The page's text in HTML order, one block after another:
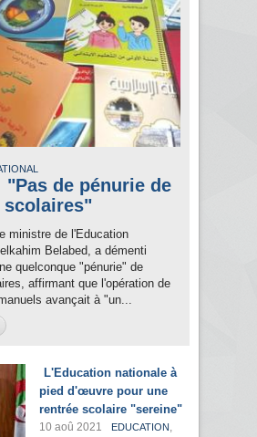
"Pas de pénurie de
scolaires"
ministre de l'Education
Belabed, a démenti
quelconque "pénurie" de
affirmant que l'opération de
avançait à "un...
L'Education nationale à
pied d'œuvre pour une
rentrée scolaire "sereine"
10 aoû 2021 EDUCATION ,